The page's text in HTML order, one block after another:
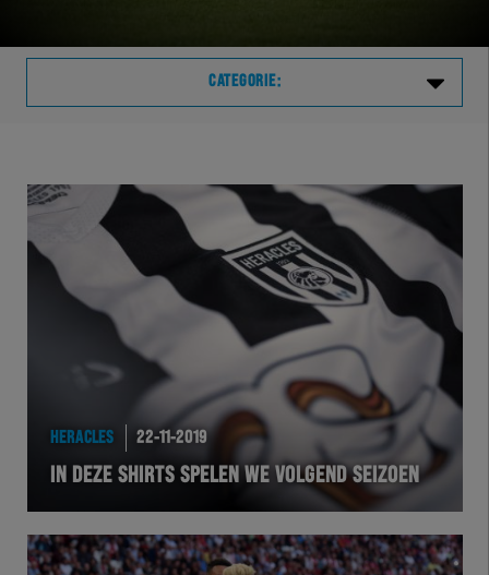
CATEGORIE:
VVVHER
TELHER
EXCHER
HERTEL
HERACLES 22-11-2019
IN DEZE SHIRTS SPELEN WE VOLGEND SEIZOEN